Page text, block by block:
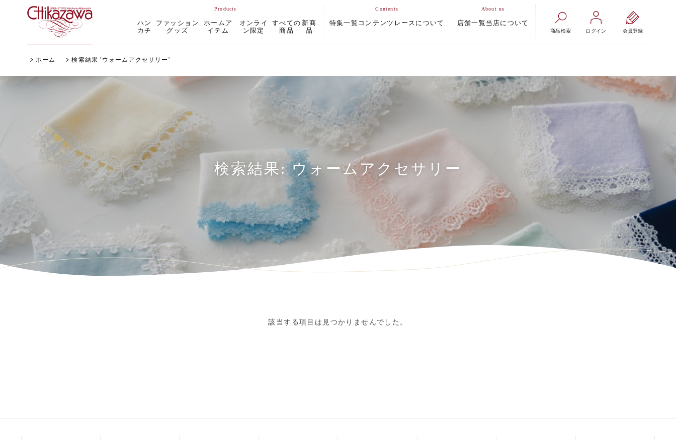
ハン
カチ
ファッション
グッズ
ホームア
イテム
オンライ
ン限定
すべての
商品
新商
品
特集一覧 コンテンツ レースについて 店舗一覧 当店について
商品検索 ログイン 会員登録
ホーム 検索結果 'ウォームアクセサリー'
検索結果:ウォームアクセサリー
該当する項目は見つかりませんでした。